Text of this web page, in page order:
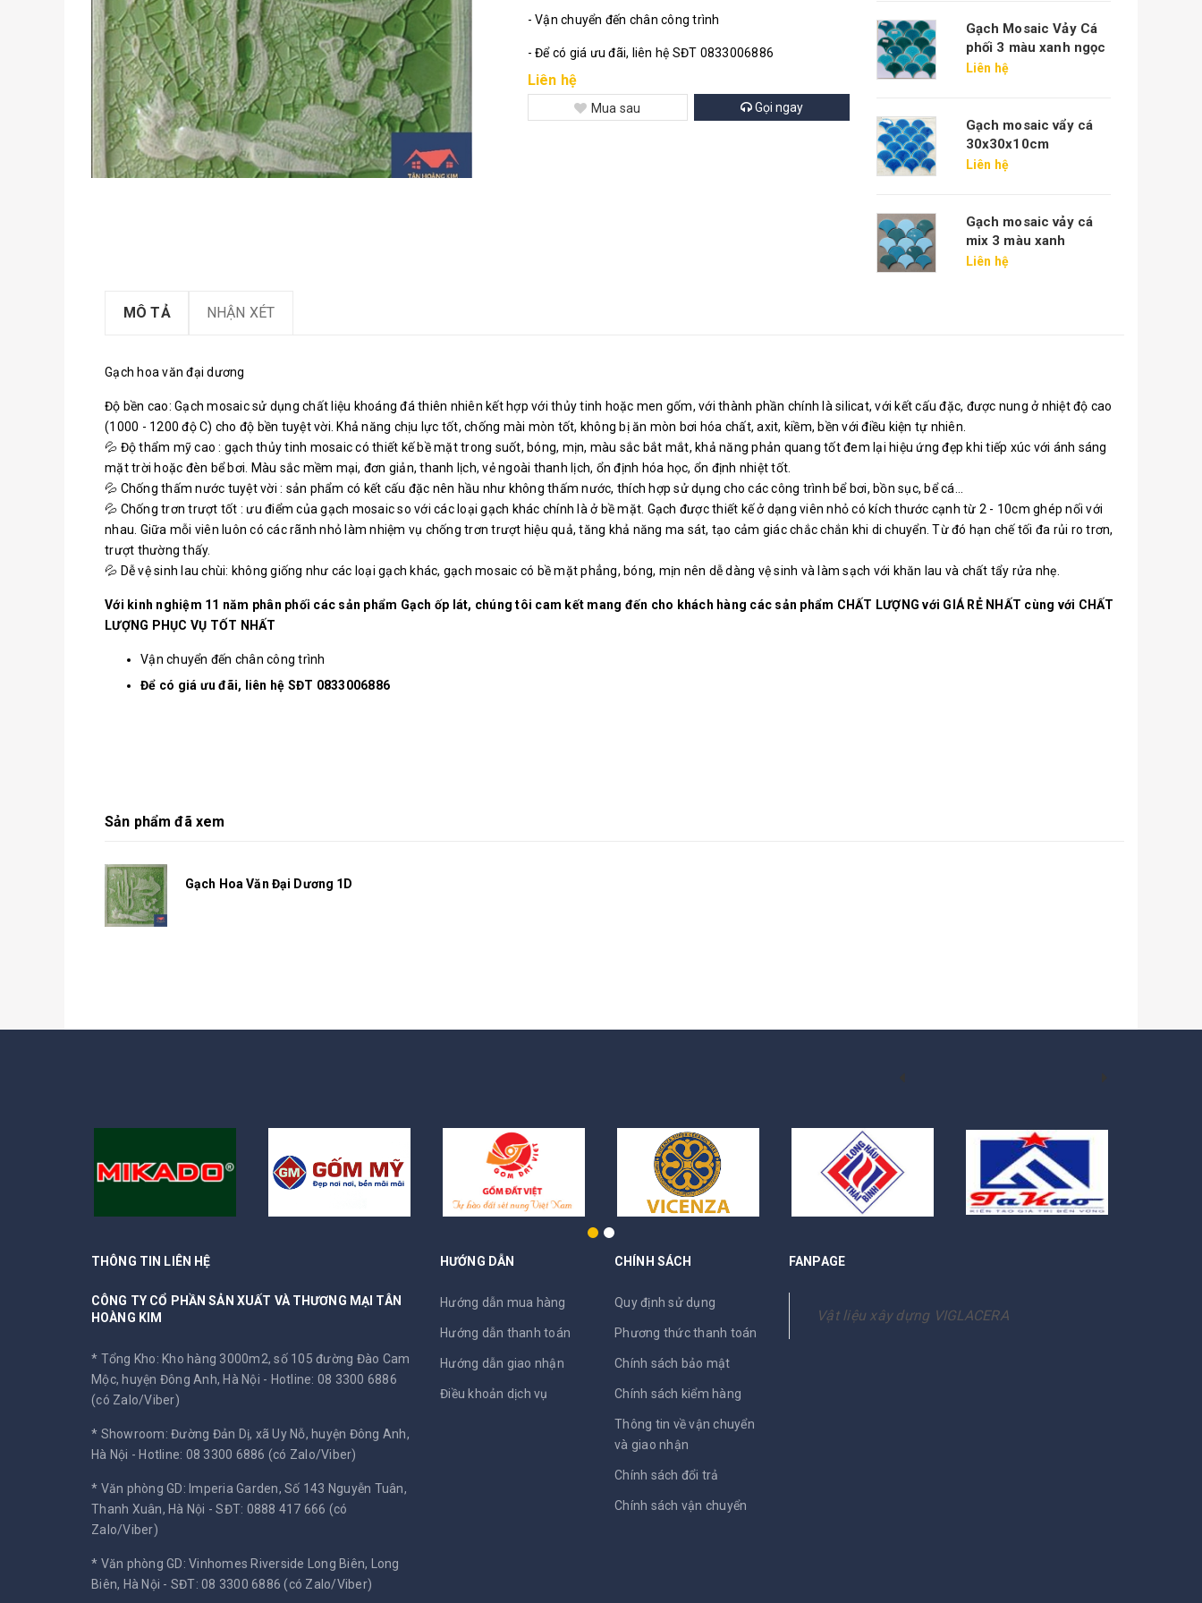
- Vận chuyển đến chân công trình
- Để có giá ưu đãi, liên hệ SĐT 0833006886
Liên hệ
Mua sau Gọi ngay
Gạch Mosaic Vảy Cá
phối 3 màu xanh ngọc
Liên hệ
Gạch mosaic vẩy cá
30x30x10cm
Liên hệ
Gạch mosaic vảy cá
mix 3 màu xanh
Liên hệ
MÔ TẢ NHẬN XÉT
Gạch hoa văn đại dương
Độ bền cao: Gạch mosaic sử dụng chất liệu khoáng đá thiên nhiên kết hợp với thủy tinh hoặc men gốm, với thành phần chính là silicat, với kết cấu đặc, được nung ở nhiệt độ cao
(1000 - 1200 độ C) cho độ bền tuyệt vời. Khả năng chịu lực tốt, chống mài mòn tốt, không bị ăn mòn bơi hóa chất, axit, kiềm, bền với điều kiện tự nhiên.
💦 Độ thẩm mỹ cao : gạch thủy tinh mosaic có thiết kế bề mặt trong suốt, bóng, mịn, màu sắc bắt mắt, khả năng phản quang tốt đem lại hiệu ứng đẹp khi tiếp xúc với ánh sáng
mặt trời hoặc đèn bể bơi. Màu sắc mềm mại, đơn giản, thanh lịch, vẻ ngoài thanh lịch, ổn định hóa học, ổn định nhiệt tốt.
💦 Chống thấm nước tuyệt vời : sản phẩm có kết cấu đặc nên hầu như không thấm nước, thích hợp sử dụng cho các công trình bể bơi, bồn sục, bể cá...
💦 Chống trơn trượt tốt : ưu điểm của gạch mosaic so với các loại gạch khác chính là ở bề mặt. Gạch được thiết kế ở dạng viên nhỏ có kích thước cạnh từ 2 - 10cm ghép nối với
nhau. Giữa mỗi viên luôn có các rãnh nhỏ làm nhiệm vụ chống trơn trượt hiệu quả, tăng khả năng ma sát, tạo cảm giác chắc chắn khi di chuyển. Từ đó hạn chế tối đa rủi ro trơn,
trượt thường thấy.
💦 Dễ vệ sinh lau chùi: không giống như các loại gạch khác, gạch mosaic có bề mặt phẳng, bóng, mịn nên dễ dàng vệ sinh và làm sạch với khăn lau và chất tẩy rửa nhẹ.
Với kinh nghiệm 11 năm phân phối các sản phẩm Gạch ốp lát, chúng tôi cam kết mang đến cho khách hàng các sản phẩm CHẤT LƯỢNG với GIÁ RẺ NHẤT cùng với CHẤT
LƯỢNG PHỤC VỤ TỐT NHẤT
Vận chuyển đến chân công trình
Để có giá ưu đãi, liên hệ SĐT 0833006886
Sản phẩm đã xem
Gạch Hoa Văn Đại Dương 1D
THÔNG TIN LIÊN HỆ
CÔNG TY CỔ PHẦN SẢN XUẤT VÀ THƯƠNG MẠI TÂN
HOÀNG KIM
* Tổng Kho: Kho hàng 3000m2, số 105 đường Đào Cam
Mộc, huyện Đông Anh, Hà Nội - Hotline: 08 3300 6886
(có Zalo/Viber)
* Showroom: Đường Đản Dị, xã Uy Nỗ, huyện Đông Anh,
Hà Nội -Hotline: 08 3300 6886 (có Zalo/Viber)
* Văn phòng GD: Imperia Garden, Số 143 Nguyễn Tuân,
Thanh Xuân, Hà Nội -SĐT: 0888 417 666 (có
Zalo/Viber)
* Văn phòng GD: Vinhomes Riverside Long Biên, Long
Biên, Hà Nội - SĐT: 08 3300 6886 (có Zalo/Viber)
HƯỚNG DẪN
Hướng dẫn mua hàng
Hướng dẫn thanh toán
Hướng dẫn giao nhận
Điều khoản dịch vụ
CHÍNH SÁCH
Quy định sử dụng
Phương thức thanh toán
Chính sách bảo mật
Chính sách kiểm hàng
Thông tin về vận chuyển
và giao nhận
Chính sách đổi trả
Chính sách vận chuyển
FANPAGE
Vật liệu xây dựng VIGLACERA